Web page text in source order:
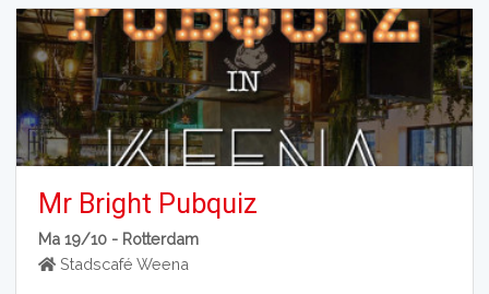
Mr Bright Pubquiz
Ma 19/10 - Rotterdam
Stadscafé Weena